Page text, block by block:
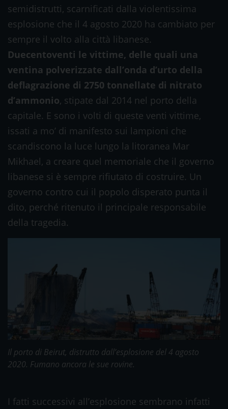
semidistrutti, scarnificati dalla violentissima
esplosione che il 4 agosto 2020 ha cambiato per
sempre il volto alla città libanese.
Duecentoventi le vittime, delle quali una
ventina polverizzate dall’onda d’urto della
deflagrazione di 2750 tonnellate di nitrato
d’ammonio, stipate dal 2014 nel porto della
capitale. E sono i volti di queste venti vittime,
issati a mo’ di manifesto sui lampioni che
scandiscono la luce lungo la litoranea Mar
Mikhael, a creare quel memoriale che il governo
libanese si è sempre rifiutato di costruire. Un
governo contro cui il popolo disperato punta il
dito, perché ritenuto il principale responsabile
della tragedia.
Il porto di Beirut, distrutto dall’esplosione del 4 agosto
2020. Fumano ancora le sue rovine.
I fatti successivi all’esplosione sembrano infatti